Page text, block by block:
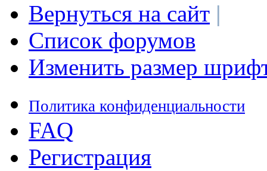
Вернуться на сайт |
Список форумов
Изменить размер
Политика конфиденциальности
FAQ
Регистрация